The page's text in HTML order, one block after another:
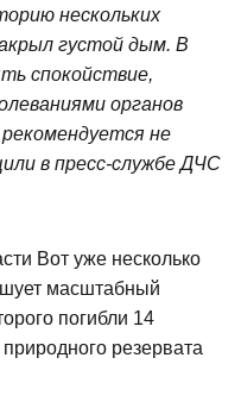
нескольких
густой дым. В
спокойствие,
органов
не
в пресс-службе ДЧС
Вот уже несколько
масштабный
погибли 14
резервата